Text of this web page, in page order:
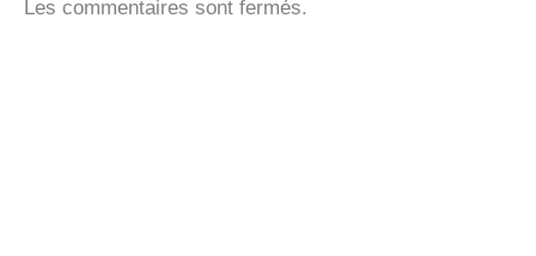
Les commentaires sont fermés.